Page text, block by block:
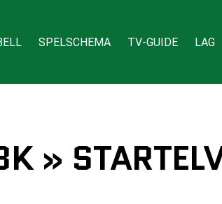
SPELSCHEMA TV-GUIDE LAG
»